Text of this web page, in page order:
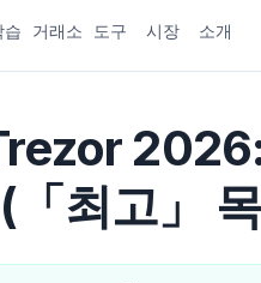
습 거래소 도구 시장 소개
「최고」